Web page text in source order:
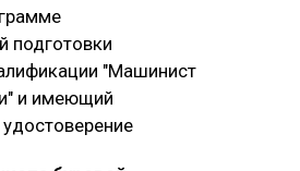
подготовки
"Машинист
и имеющий